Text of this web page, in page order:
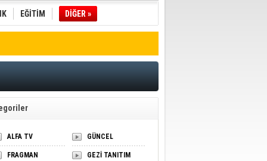
İletti
müdahale
EĞİTİM DİĞER »
ALFA TV GÜNCEL
FRAGMAN GEZİ TANITIM